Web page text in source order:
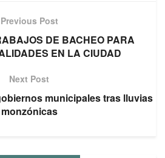
Previous Post
DE BACHEO PARA
EN LA CIUDAD
Next Post
municipales tras lluvias
monzónicas